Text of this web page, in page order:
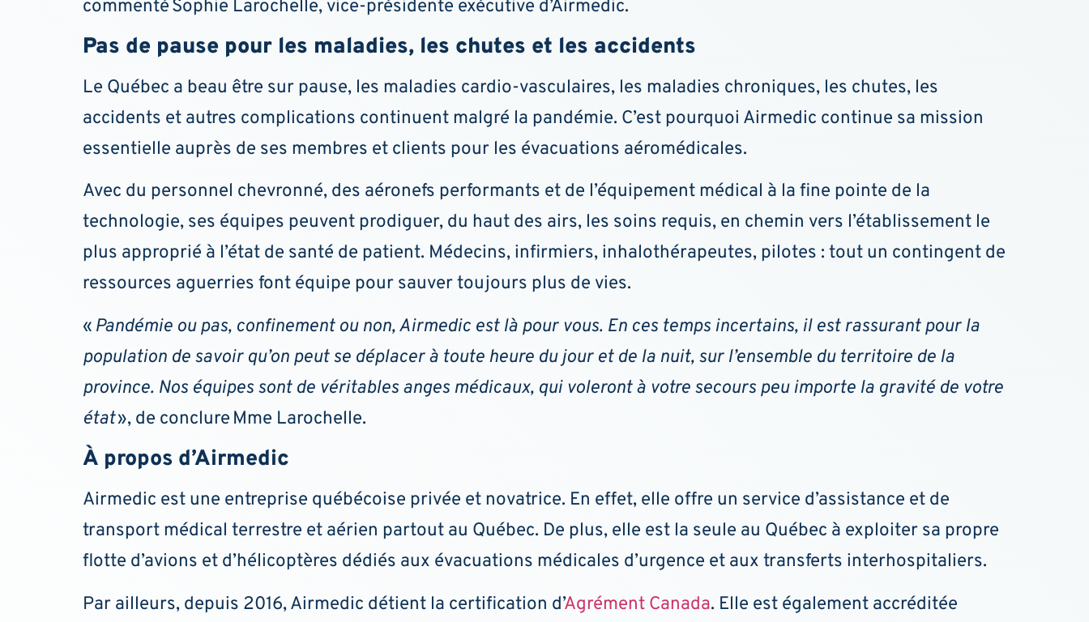
commentéSophie Larochelle, vice-présidente exécutive d’Airmedic.
Pas de pause pour les maladies, les chutes et les accidents
Le Québec a beau être sur pause, les maladies cardio-vasculaires, les maladies chroniques, les chutes, les
accidents et autres complications continuent malgré la pandémie. C’est pourquoi Airmedic continue sa mission
essentielle auprès de ses membres et clients pour les évacuations aéromédicales.
Avec du personnel chevronné, des aéronefs performants et de l’équipement médical à la fine pointe de la
technologie, ses équipes peuvent prodiguer, du haut des airs, les soins requis, en chemin vers l’établissement le
plus approprié à l’état de santé de patient. Médecins, infirmiers, inhalothérapeutes, pilotes : tout un contingent de
ressources aguerries font équipe pour sauver toujours plus de vies.
« Pandémie ou pas, confinement ou non, Airmedic est là pour vous. En ces temps incertains, il est rassurant pour la
population de savoir qu’on peut se déplacer à toute heure du jour et de la nuit, sur l’ensemble du territoire de la
province. Nos équipes sont de véritables anges médicaux, qui voleront à votre secours peu importe la gravité de votre
état», de conclure Mme Larochelle.
À propos d’Airmedic
Airmedic est une entreprise québécoise privée et novatrice. En effet, elle offre un service d’assistance et de
transport médical terrestre et aérien partout au Québec. De plus, elle est la seule au Québec à exploiter sa propre
flotte d’avions et d’hélicoptères dédiés aux évacuations médicales d’urgence et aux transferts interhospitaliers.
Par ailleurs, depuis 2016, Airmedic détient la certification d’Agrément Canada. Elle est également accréditée